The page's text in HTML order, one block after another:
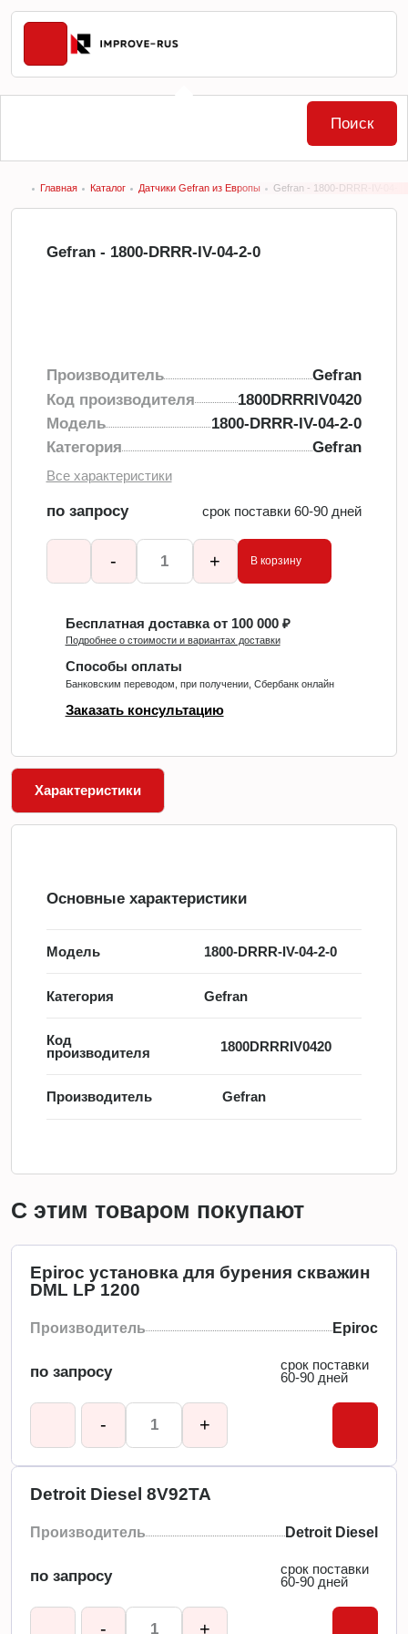
Главная Каталог Датчики Gefran из Европы Gefran - 1800-DRRR-IV-04-
Gefran - 1800-DRRR-IV-04-2-0
Производитель
Gefran
Код производителя
1800DRRRIV0420
Модель
1800-DRRR-IV-04-2-0
Категория
Gefran
Все характеристики
по запросу срок поставки 60-90 дней
- + В корзину
Бесплатная доставка от 100 000 ₽
Подробнее о стоимости и вариантах доставки
Способы оплаты
Банковским переводом, при получении, Сбербанк онлайн
Заказать консультацию
Характеристики
Основные характеристики
Модель 1800-DRRR-IV-04-2-0
Категория Gefran
Код
производителя
1800DRRRIV0420
Производитель Gefran
С этим товаром покупают
Epiroc установка для бурения скважин
DML LP 1200
Производитель Epiroc
по запросу
срок поставки
60-90 дней
- +
Detroit Diesel 8V92TA
Производитель Detroit Diesel
по запросу
срок поставки
60-90 дней
- +
Поиск